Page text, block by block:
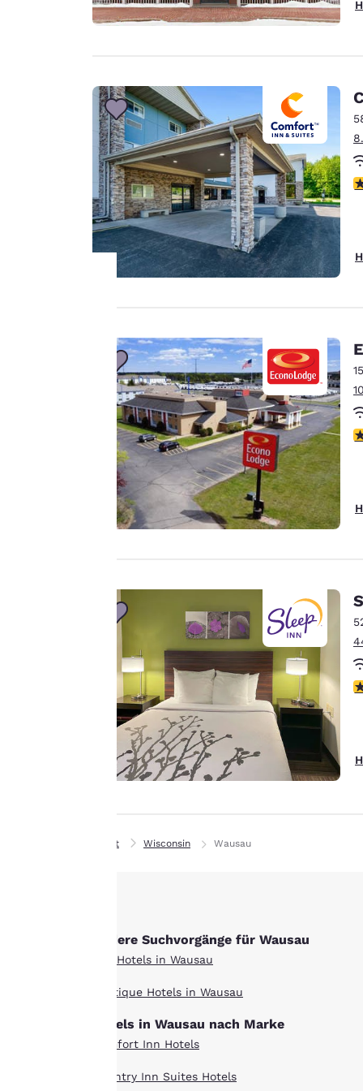
Privat Wisconsin Wausau
Andere Suchvorgänge für Wausau
Alle Hotels in Wausau
Boutique Hotels in Wausau
Hotels in Wausau nach Marke
Comfort Inn Hotels
Country Inn Suites Hotels
Privatsphäre
ist uns
wichtig.
Unsere Website
verwendet Cookies,
einschließlich Cookies
von Drittanbietern, zu
personalisiertes Web-
indem Werbung gemäß
Ihrer Vorlieben gesendet
wird. So können wir uns
an Ihre Angaben
erinnern, Ihnen
interessante Produkte
zeigen und unsere
jederzeit die Möglichkeit,
den darin angegebenen
Anweisungen folgen.
Cookies akzeptieren“
Speicherung von Cookies
auf Ihrem Gerät zu.
Durch Klicken auf „Alle
Alle Cookies